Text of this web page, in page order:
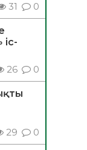
31 0
іс-
26 0
29 0